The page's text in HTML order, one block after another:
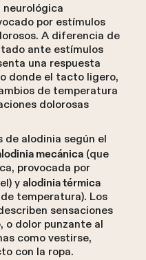
neurológica
por estímulos
A diferencia de
ante estímulos
una respuesta
donde el tacto ligero,
de temperatura
dolorosas
de alodinia según el
mecánica(que
provocada por
y alodinia térmica
temperatura). Los
sensaciones
o dolor punzante al
como vestirse,
con la ropa.